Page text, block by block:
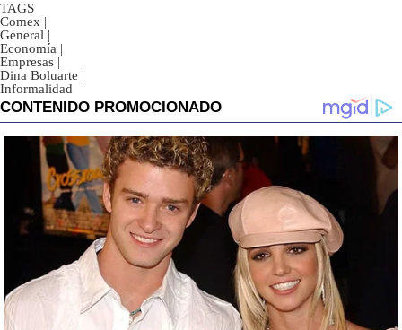
TAGS
Comex |
General |
Economía |
Empresas |
Dina Boluarte |
Informalidad